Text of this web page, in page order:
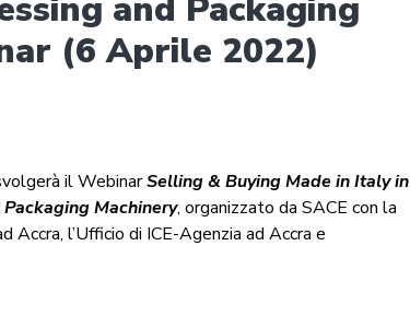
(6 Aprile 2022)
il WebinarSelling & Buying Made in Italy in
Machinery, organizzato da SACE con la
Accra, l’Ufficio di ICE-Agenzia ad Accra e